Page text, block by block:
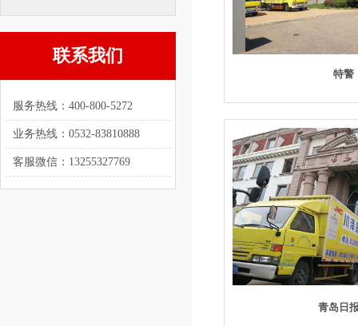
联系我们
服务热线：400-800-5272
业务热线：0532-83810888
客服微信：13255327769
特警
青岛日